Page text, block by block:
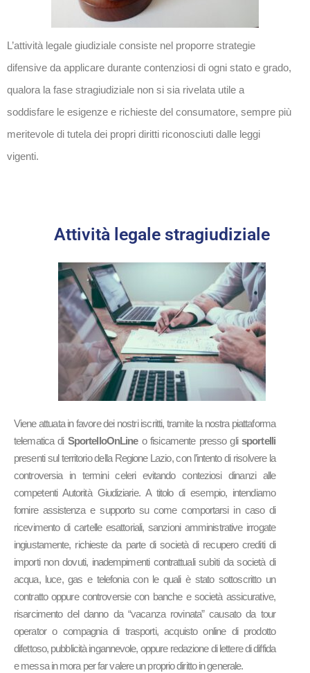
L’attività legale giudiziale consiste nel proporre strategie
difensive da applicare durante contenziosi di ogni stato e grado,
qualora la fase stragiudiziale non si sia rivelata utile a
soddisfare le esigenze e richieste del consumatore, sempre più
meritevole di tutela dei propri diritti riconosciuti dalle leggi
vigenti.
Attività legale stragiudiziale
Viene attuata in favore dei nostri iscritti, tramite la nostra piattaforma
telematica di SportelloOnLineo fisicamente presso glisportelli
presenti sul territorio della Regione Lazio, con l’intento di risolvere la
controversia in termini celeri evitando conteziosi dinanzi alle
competenti Autorità Giudiziarie. A titolo di esempio, intendiamo
fornire assistenza e supporto su come comportarsi in caso di
ricevimento di cartelle esattoriali, sanzioni amministrative irrogate
ingiustamente, richieste da parte di società di recupero crediti di
importi non dovuti, inadempimenti contrattuali subìti da società di
acqua, luce, gas e telefonia con le quali è stato sottoscritto un
contratto oppure controversie con banche e società assicurative,
risarcimento del danno da “vacanza rovinata” causato da tour
operator o compagnia di trasporti, acquisto online di prodotto
difettoso, pubblicità ingannevole, oppure redazione di lettere di diffida
e messa in mora per far valere un proprio diritto in generale.